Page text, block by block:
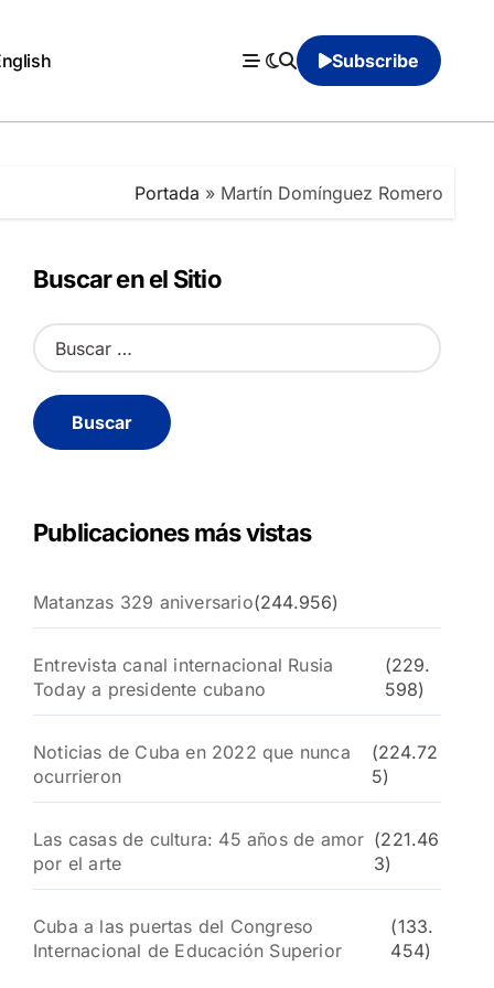
Subscribe
Portada » Martín Domínguez Romero
Buscar en el Sitio
B
u
c
a
Publicaciones más vistas
Matanzas 329 aniversario(244.956)
Entrevista canal internacional Rusia
Today a presidente cubano
(229.
598)
Noticias de Cuba en 2022 que nunca
ocurrieron
(224.72
5)
Las casas de cultura: 45 años de amor
por el arte
(221.46
3)
Cuba a las puertas del Congreso
Internacional de Educación Superior
(133.
454)